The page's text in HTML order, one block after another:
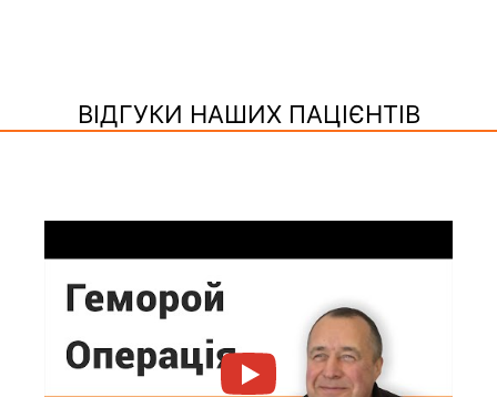
ВІДГУКИ НАШИХ ПАЦІЄНТІВ